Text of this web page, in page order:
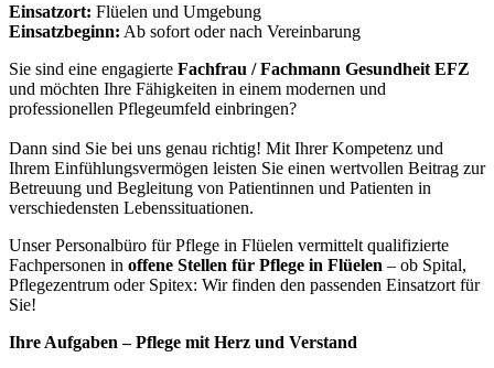
Einsatzort: Flüelen und Umgebung
Einsatzbeginn: Ab sofort oder nach Vereinbarung
Sie sind eine engagierte Fachfrau / Fachmann Gesundheit EFZ
und möchten Ihre Fähigkeiten in einem modernen und
professionellen Pflegeumfeld einbringen?
Dann sind Sie bei uns genau richtig! Mit Ihrer Kompetenz und
Ihrem Einfühlungsvermögen leisten Sie einen wertvollen Beitrag zur
Betreuung und Begleitung von Patientinnen und Patienten in
verschiedensten Lebenssituationen.
Unser Personalbüro für Pflege in Flüelen vermittelt qualifizierte
Fachpersonen in offene Stellen für Pflege in Flüelen – ob Spital,
Pflegezentrum oder Spitex: Wir finden den passenden Einsatzort für
Sie!
Ihre Aufgaben – Pflege mit Herz und Verstand